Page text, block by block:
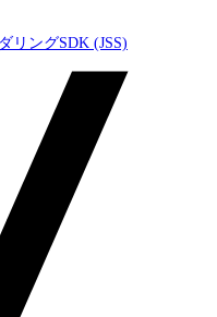
リングSDK (JSS)